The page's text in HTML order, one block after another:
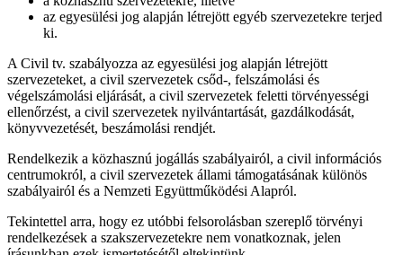
az egyesülési jog alapján létrejött egyéb szervezetekre terjed
ki.
A Civil tv. szabályozza az egyesülési jog alapján létrejött
szervezeteket, a civil szervezetek csőd-, felszámolási és
végelszámolási eljárását, a civil szervezetek feletti törvényességi
ellenőrzést, a civil szervezetek nyilvántartását, gazdálkodását,
könyvvezetését, beszámolási rendjét.
Rendelkezik a közhasznú jogállás szabályairól, a civil információs
centrumokról, a civil szervezetek állami támogatásának különös
szabályairól és a Nemzeti Együttműködési Alapról.
Tekintettel arra, hogy ez utóbbi felsorolásban szereplő törvényi
rendelkezések a szakszervezetekre nem vonatkoznak, jelen